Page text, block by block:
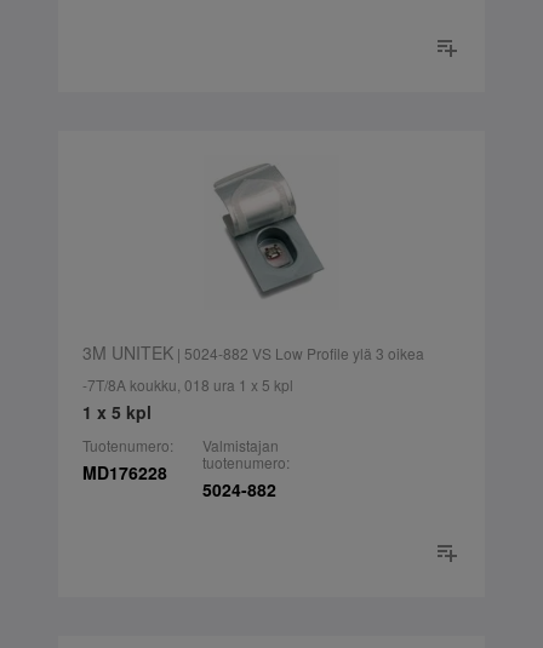
3M UNITEK| 5024-882 VS Low Profile ylä 3 oikea
-7T/8A koukku, 018 ura 1 x 5 kpl
1 x 5 kpl
Tuotenumero:
MD176228
Valmistajan
tuotenumero:
5024-882